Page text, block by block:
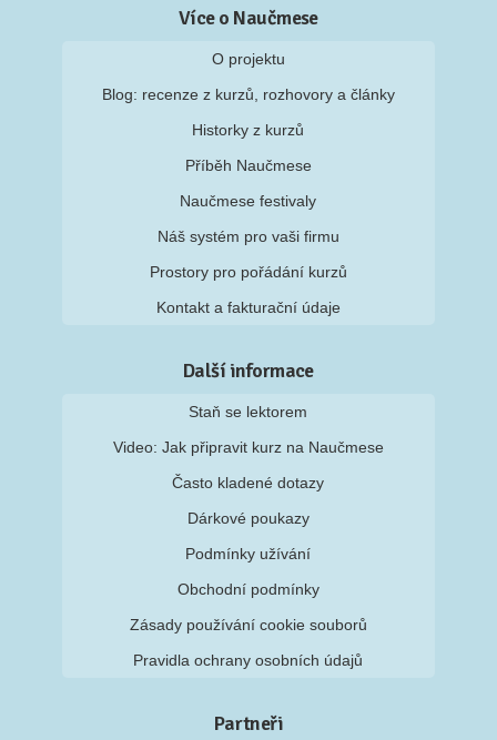
Více o Naučmese
O projektu
Blog: recenze z kurzů, rozhovory a články
Historky z kurzů
Příběh Naučmese
Naučmese festivaly
Náš systém pro vaši firmu
Prostory pro pořádání kurzů
Kontakt a fakturační údaje
Další informace
Staň se lektorem
Video: Jak připravit kurz na Naučmese
Často kladené dotazy
Dárkové poukazy
Podmínky užívání
Obchodní podmínky
Zásady používání cookie souborů
Pravidla ochrany osobních údajů
Partneři